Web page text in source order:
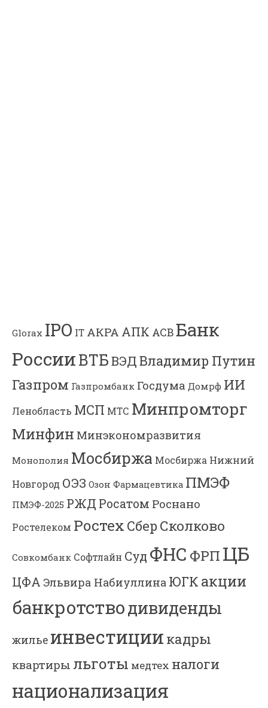
Glorax IPO IT АКРА АПК АСВБанк
РоссииВТБВЭДВладимир Путин
Газпром Газпромбанк Госдума Домрф ИИ
Ленобласть МСП МТС Минпромторг
Минфин Минэкономразвития
Монополия Мосбиржа Мосбиржа Нижний
Новгород ОЭЗ Озон Фармацевтика ПМЭФ
ПМЭФ-2025 РЖД Росатом Роснано
Ростелеком Ростех Сбер Сколково
Совкомбанк Софтлайн Суд ФНС ФРП ЦБ
ЦФА Эльвира Набиуллина ЮГК акции
банкротстводивиденды
жилье инвестиции кадры
квартиры льготы медтех налоги
национализация